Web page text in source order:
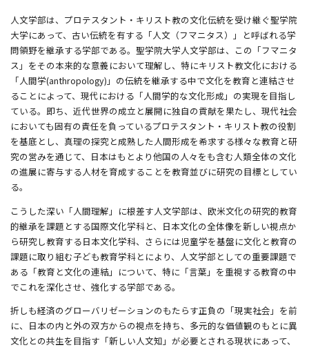
人文学部は、プロテスタント・キリスト教の文化伝統を受け継ぐ聖学院
大学にあって、古い伝統を有する「人文（フマニタス）」と呼ばれる学
問領野を継承する学部である。聖学院大学人文学部は、この「フマニタ
ス」をその本来的な意義において理解し、特にキリスト教文化における
「人間学(anthropology)」の伝統を継承する中で文化を教育と連結させ
ることによって、現代における「人間学的な文化形成」の実現を目指し
ている。即ち、近代世界の成立と展開に独自の貢献を果たし、現代社会
においても固有の責任を負っているプロテスタント・キリスト教の役割
を基底とし、真理の探究と成熟した人間形成を希求する様々な教育と研
究の営みを通じて、日本はもとより他国の人々をも含む人類全体の文化
の進展に寄与する人材を育成することを教育並びに研究の目標としてい
る。
こうした深い「人間理解」に根差す人文学部は、欧米文化の研究的教育
的継承を課題とする国際文化学科と、日本文化の全体像を新しい視点か
ら研究し教育する日本文化学科、さらには児童学を基盤に文化と教育の
課題に取り組む子ども教育学科とにより、人文学部としての重要課題で
ある「教育と文化の連結」について、特に「言葉」を重視する教育の中
でこれを深化させ、強化する学部である。
折しも経済のグローバリゼーションのもたらす正負の「現実社会」を前
に、日本の内と外の双方からの視点を持ち、多元的な価値観のもとに異
文化との共生を目指す「新しい人文知」が必要とされる現状にあって、